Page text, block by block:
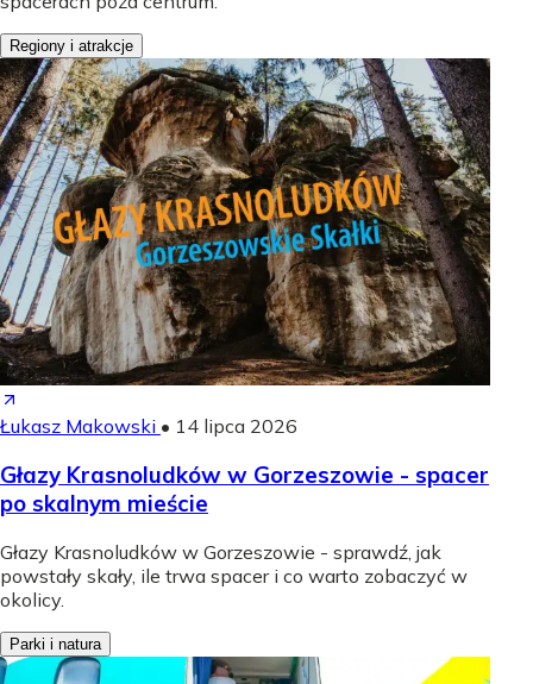
Regiony i atrakcje
Łukasz Makowski • 14 lipca 2026
Głazy Krasnoludków w Gorzeszowie - spacer
po skalnym mieście
Głazy Krasnoludków w Gorzeszowie - sprawdź, jak
powstały skały, ile trwa spacer i co warto zobaczyć w
okolicy.
Parki i natura